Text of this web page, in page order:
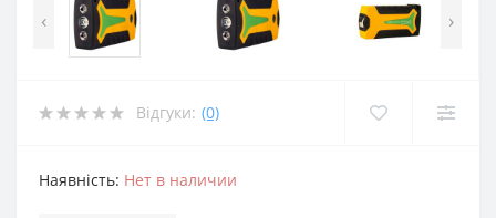
‹ ›
Відгуки: (0)
Наявність: Нет в наличии